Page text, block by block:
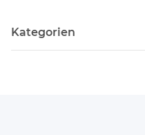
Kategorien